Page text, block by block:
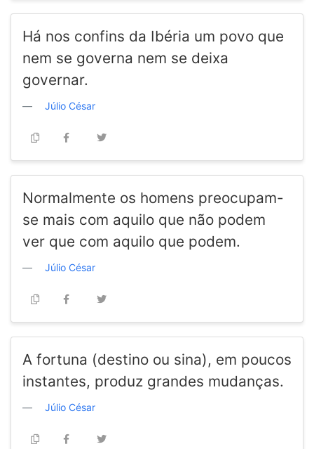
Há nos confins da Ibéria um povo que
nem se governa nem se deixa
governar.
Júlio César
Normalmente os homens preocupam-
se mais com aquilo que não podem
ver que com aquilo que podem.
Júlio César
A fortuna (destino ou sina), em poucos
instantes, produz grandes mudanças.
Júlio César